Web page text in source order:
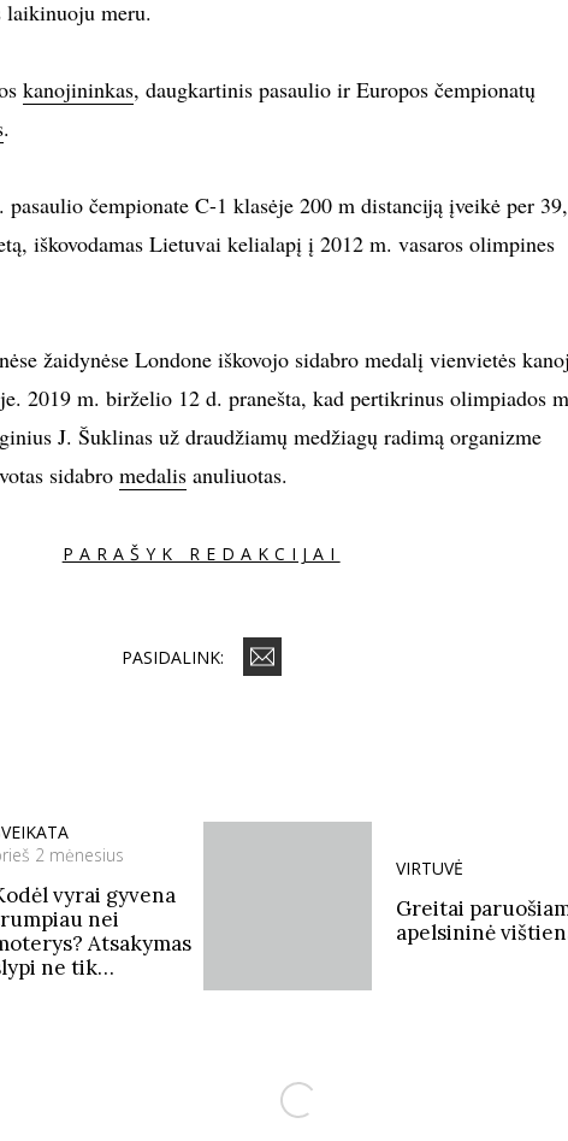
laikinuoju meru.
kanojininkas, daugkartinis pasaulio ir Europos čempionatų
.
čempionate C-1 klasėje 200 m distanciją įveikė per
iškovodamas Lietuvai kelialapį į 2012 m. vasaros olimpines
žaidynėse Londone iškovojo sidabro medalį vienvietės
2019 m. birželio 12 d. pranešta, kad pertikrinus olimpiados
J. Šuklinas už draudžiamų medžiagų radimą organizme
sidabro medalisanuliuotas.
PARAŠYK REDAKCIJAI
PASIDALINK:
2 mėnesius
vyrai gyvena
nei
Atsakymas
ne tik
VIRTUVĖ
Greitai
apelsininė